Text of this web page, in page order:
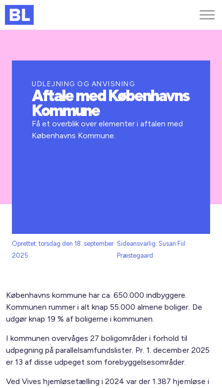
Kurser og arrangementer
Jobportalen
UDLEJNING OG ANVISNING
Aftale med Københavns
Kommune
Få et overblik over elementer i aftalen med
Københavns Kommune.
Oprettet: torsdag den 18. september
2025
Sideansvarlig: Susan Fiil
Præstegaard
Københavns kommune har ca. 650.000 indbyggere.
Kommunen rummer i alt knap 55.000 almene boliger. De
udgør knap 19 % af boligerne i kommunen.
I kommunen overvåges 27 boligområder i forhold til
udpegning på parallelsamfundslister. Pr. 1. december 2025
er 13 af disse udpeget som forebyggelsesområder.
Ved Vives hjemløsetælling i 2024 var der 1.387 hjemløse i